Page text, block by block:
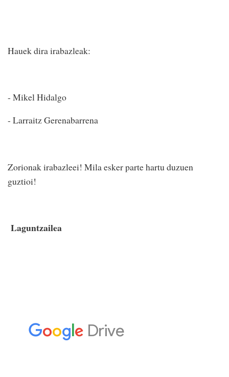
Hauek dira irabazleak:
- Mikel Hidalgo
- Larraitz Gerenabarrena
Zorionak irabazleei! Mila esker parte hartu duzuen
guztioi!
Laguntzailea